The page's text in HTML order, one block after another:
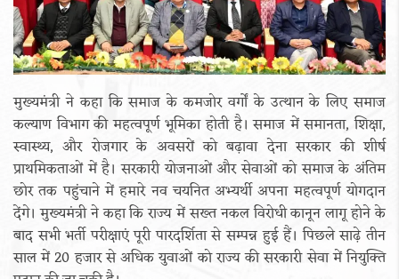
मुख्यमंत्री ने कहा कि समाज के कमजोर वर्गों के उत्थान के लिए समाज
कल्याण विभाग की महत्वपूर्ण भूमिका होती है। समाज में समानता, शिक्षा,
स्वास्थ्य, और रोजगार के अवसरों को बढ़ावा देना सरकार की शीर्ष
प्राथमिकताओं में है। सरकारी योजनाओं और सेवाओं को समाज के अंतिम
छोर तक पहुंचाने में हमारे नव चयनित अभ्यर्थी अपना महत्वपूर्ण योगदान
देंगे। मुख्यमंत्री ने कहा कि राज्य में सख्त नकल विरोधी कानून लागू होने के
बाद सभी भर्ती परीक्षाएं पूरी पारदर्शिता से सम्पन्न हुई हैं। पिछले साढ़े तीन
साल में 20 हजार से अधिक युवाओं को राज्य की सरकारी सेवा में नियुक्ति